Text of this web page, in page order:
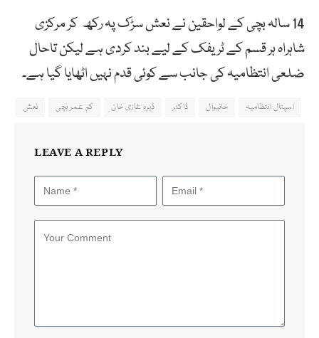
14 سالہ بچی کے لواحقین نے نعش سڑک پہ رکھ کر مرکزی
شاہراہ ہر قسم کے ٹریفک کے لیے بند کردی ہے لیکن تاحال
ضلعی انتظامیہ کی جانب سے کوئی قدم نہیں اٹھایا گیا ہے۔
اسپتال انتظامیہ خانیوال ڈاکٹر ڈیرہ غازی خان کم عمر بچی نعش
LEAVE A REPLY